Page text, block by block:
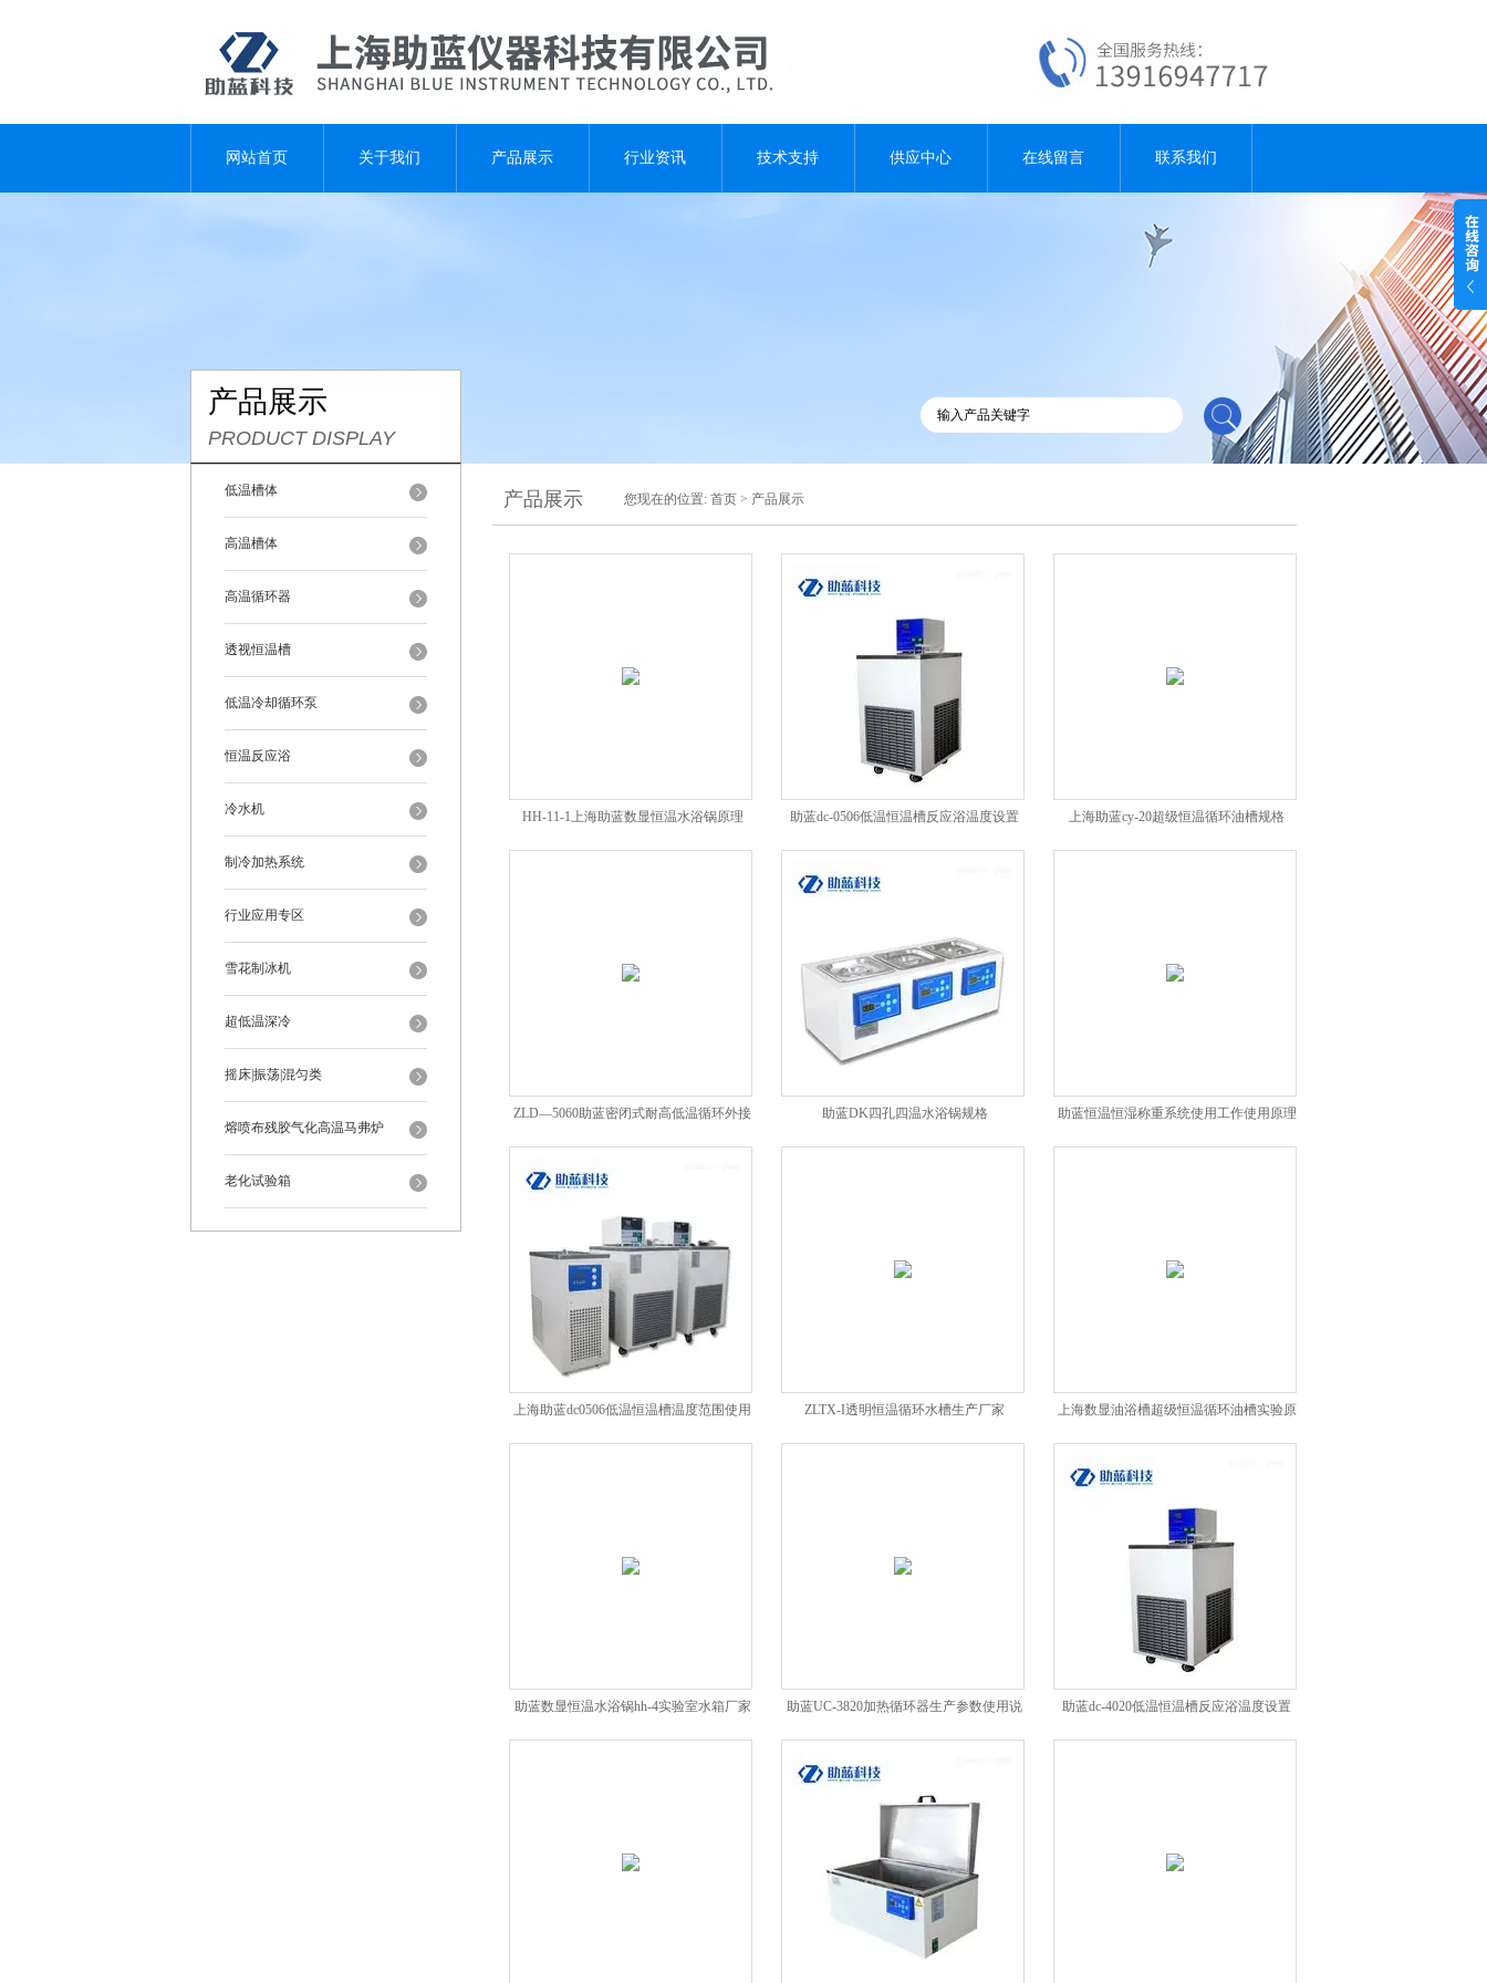
网站首页 关于我们 产品展示 行业资讯 技术支持 供应中心 在线留言 联系我们
产品展示
PRODUCT DISPLAY
低温槽体
高温槽体
高温循环器
透视恒温槽
低温冷却循环泵
恒温反应浴
冷水机
制冷加热系统
行业应用专区
雪花制冰机
超低温深冷
摇床|振荡|混匀类
熔喷布残胶气化高温马弗炉
老化试验箱
产品展示 您现在的位置: 首页 > 产品展示
HH-11-1上海助蓝数显恒温水浴锅原理 助蓝dc-0506低温恒温槽反应浴温度设置 上海助蓝cy-20超级恒温循环油槽规格
ZLD—5060助蓝密闭式耐高低温循环外接
系统说明
助蓝DK四孔四温水浴锅规格 助蓝恒温恒湿称重系统使用工作使用原理
上海助蓝dc0506低温恒温槽温度范围使用 ZLTX-I透明恒温循环水槽生产厂家 上海数显油浴槽超级恒温循环油槽实验原
理
助蓝数显恒温水浴锅hh-4实验室水箱厂家 助蓝UC-3820加热循环器生产参数使用说
明
助蓝dc-4020低温恒温槽反应浴温度设置